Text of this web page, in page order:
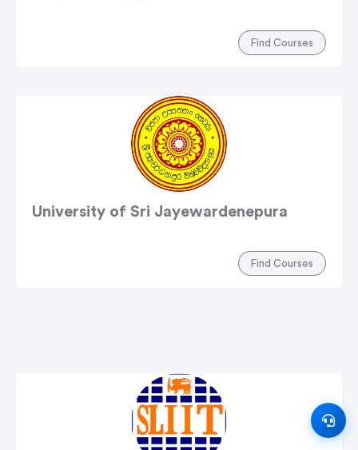
Find Courses
University of Sri Jayewardenepura
Find Courses